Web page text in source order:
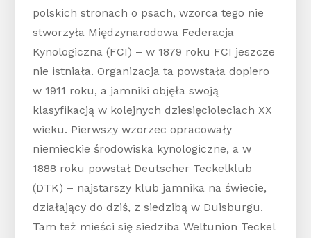
polskich stronach o psach, wzorca tego nie
stworzyła Międzynarodowa Federacja
Kynologiczna (FCI) – w 1879 roku FCI jeszcze
nie istniała. Organizacja ta powstała dopiero
w 1911 roku, a jamniki objęła swoją
klasyfikacją w kolejnych dziesięcioleciach XX
wieku. Pierwszy wzorzec opracowały
niemieckie środowiska kynologiczne, a w
1888 roku powstał Deutscher Teckelklub
(DTK) – najstarszy klub jamnika na świecie,
działający do dziś, z siedzibą w Duisburgu.
Tam też mieści się siedziba Weltunion Teckel